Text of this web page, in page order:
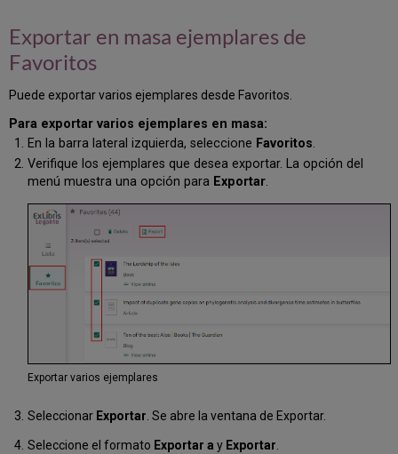
Exportar en masa ejemplares de
Favoritos
Puede exportar varios ejemplares desde Favoritos.
Para exportar varios ejemplares en masa:
En la barra lateral izquierda, seleccione Favoritos.
Verifique los ejemplares que desea exportar. La opción del
menú muestra una opción para Exportar.
Exportar varios ejemplares
Seleccionar Exportar. Se abre la ventana de Exportar.
Seleccione el formato Exportar a y Exportar.